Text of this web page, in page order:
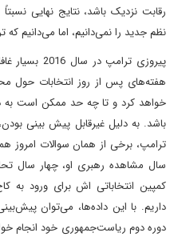
رقابت نزدیک باشد، نتایج نهایی
نظم جدید را نمی‌دانیم، اما می‌دانیم
پیروزی
هفته‌های پس از روز انتخابات حول
خواهد کرد و تا چه حد ممکن است به
باشد. به دلیل غیرقابل پیش بینی
ترامپ، برخی از همان سوالات امروز
سال مشاهده رهبری او، چهار سال
کمپین انتخاباتی اش برای ورود به
داریم. با این داده‌ها، می‌توان
دوره دوم ریاست‌جمهوری خود انجام